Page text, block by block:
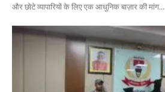
और छोटे व्यापारियों के लिए एक आधुनिक बाज़ार की मांग...